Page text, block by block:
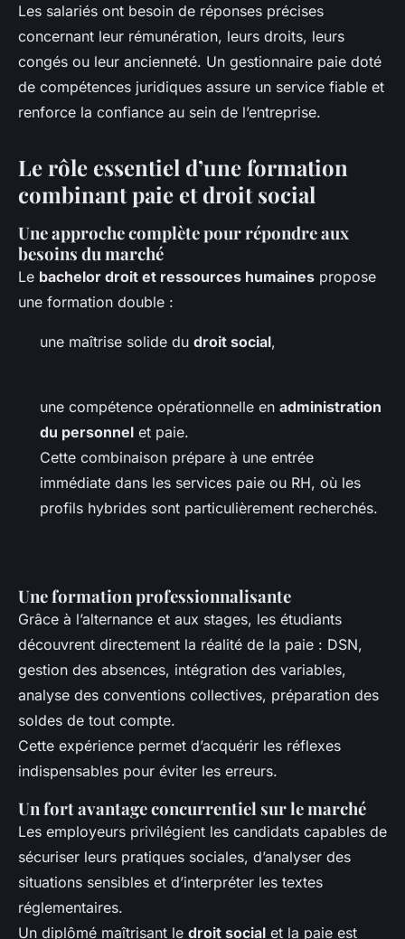
Les salariés ont besoin de réponses précises
concernant leur rémunération, leurs droits, leurs
congés ou leur ancienneté. Un gestionnaire paie doté
de compétences juridiques assure un service fiable et
renforce la confiance au sein de l’entreprise.
Le rôle essentiel d’une formation
combinant paie et droit social
Une approche complète pour répondre aux
besoins du marché
Le bachelor droit et ressources humaines propose
une formation double :
une maîtrise solide du droit social,
une compétence opérationnelle en administration
du personnel et paie.
Cette combinaison prépare à une entrée
immédiate dans les services paie ou RH, où les
profils hybrides sont particulièrement recherchés.
Une formation professionnalisante
Grâce à l’alternance et aux stages, les étudiants
découvrent directement la réalité de la paie : DSN,
gestion des absences, intégration des variables,
analyse des conventions collectives, préparation des
soldes de tout compte.
Cette expérience permet d’acquérir les réflexes
indispensables pour éviter les erreurs.
Un fort avantage concurrentiel sur le marché
Les employeurs privilégient les candidats capables de
sécuriser leurs pratiques sociales, d’analyser des
situations sensibles et d’interpréter les textes
réglementaires.
Un diplômé maîtrisant le droit social et la paie est